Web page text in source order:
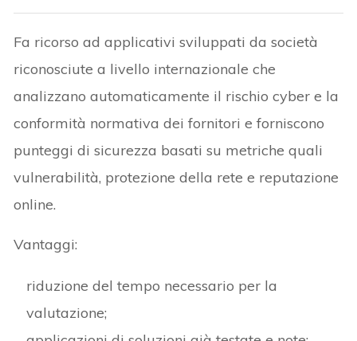
Fa ricorso ad applicativi sviluppati da società
riconosciute a livello internazionale che
analizzano automaticamente il rischio cyber e la
conformità normativa dei fornitori e forniscono
punteggi di sicurezza basati su metriche quali
vulnerabilità, protezione della rete e reputazione
online.
Vantaggi:
riduzione del tempo necessario per la
valutazione;